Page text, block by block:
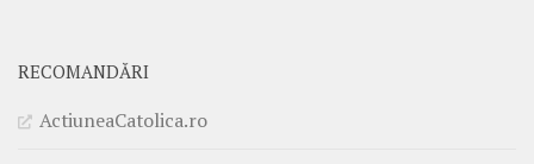
RECOMANDĂRI
ActiuneaCatolica.ro